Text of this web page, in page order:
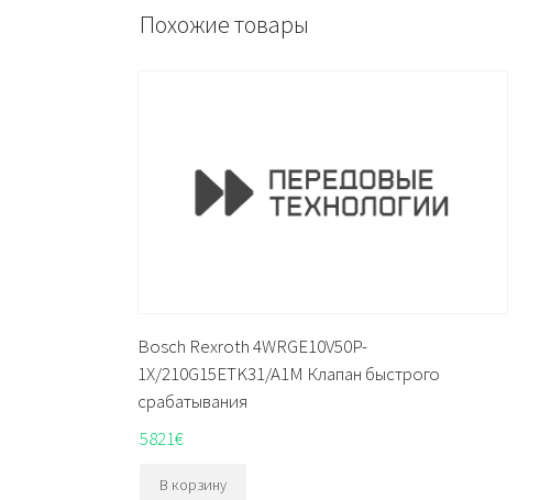
Похожие товары
Bosch Rexroth 4WRGE10V50P-
1X/210G15ETK31/A1M Клапан быстрого
срабатывания
5821€
В корзину